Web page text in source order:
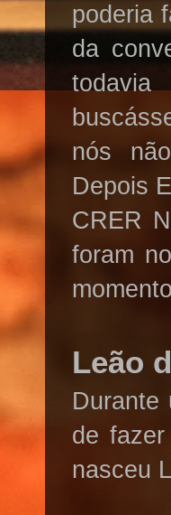
poderia
da
nós
Depois
CRER
foram
Leão
Durante
de
nasceu